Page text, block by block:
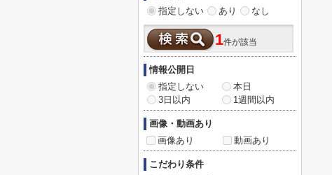
指定しない
あり なし
1件が該当
情報公開日
指定しない
本日
3日以内
1週間以内
画像・動画あり
画像あり
動画あり
こだわり条件